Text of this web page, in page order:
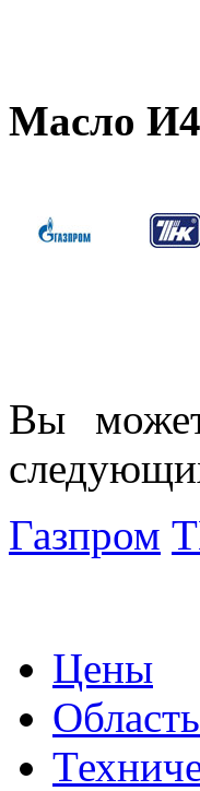
Масло
Вы
Газпром
Цены